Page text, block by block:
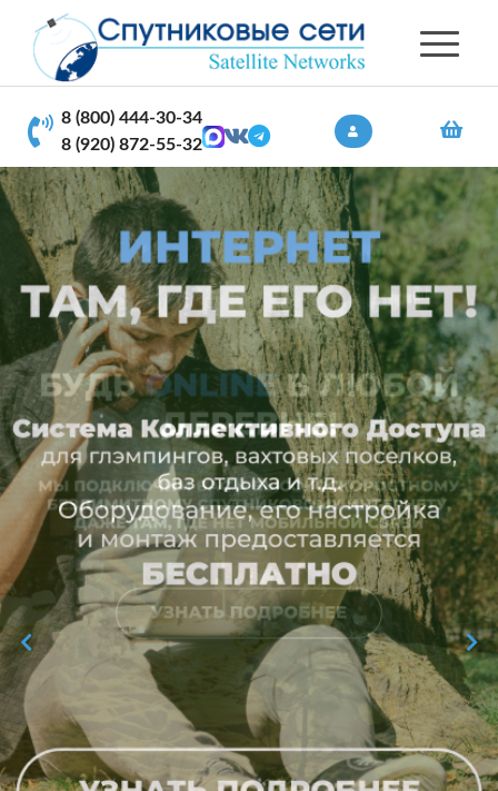
8 (800) 444-30-34
8 (920) 872-55-32